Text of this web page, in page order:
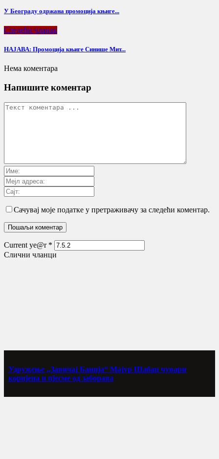
У Београду одржана промоција књиге...
Следећи чланак
НАЈАВА: Промоција књиге Синише Мит...
Нема коментара
Напишите коментар
Сачувај моје податке у претраживачу за следећи коментар.
Current ye@r *
Слични чланци
Удружење „Завичај Банија“ Мајур Шабац чувари
коријена и пјесме од заборава